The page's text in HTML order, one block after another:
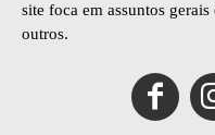
site foca em assuntos
outros.